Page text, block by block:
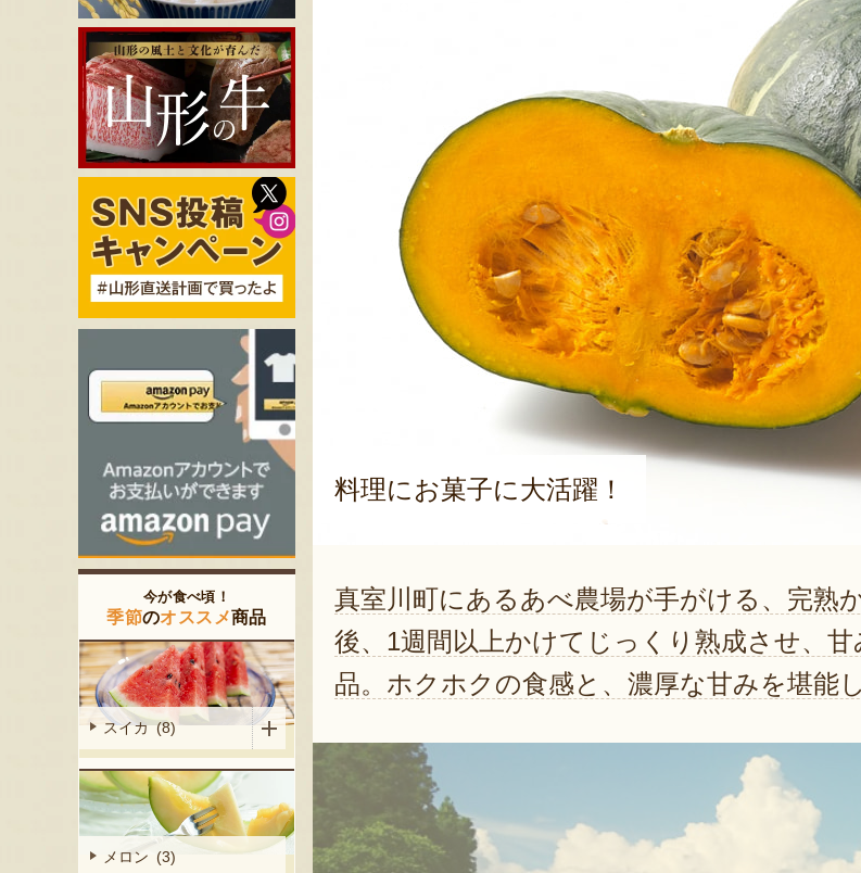
料理にお菓子に大活躍！
真室川町にあるあべ農場が手がける、完熟
後、1週間以上かけてじっくり熟成させ、
品。ホクホクの食感と、濃厚な甘みを堪能
今が食べ頃！
季節のオススメ商品
スイカ (8)
メロン (3)